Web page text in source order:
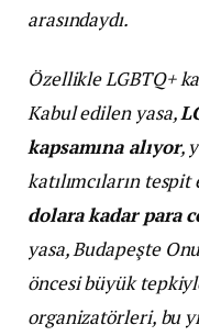
arasındaydı.
Özellikle LGBTQ+
Kabul edilen yasa,
kapsamına alıyor,
katılımcıların
dolara kadar para
yasa, Budapeşte
öncesi büyük
organizatörleri, bu